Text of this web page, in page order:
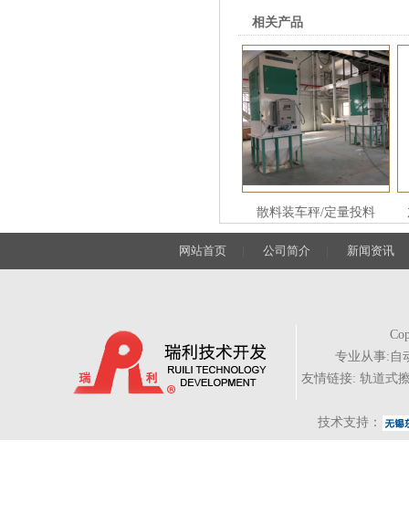
相关产品
散料装车秤/定量投料
网站首页 公司简介 新闻资讯
专业从事: 自
友情链接:轨道式
技术支持：